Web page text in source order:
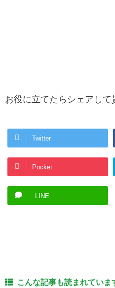
お役に立てたらシェアして
Twitter
Pocket
LINE
こんな記事も読まれていま